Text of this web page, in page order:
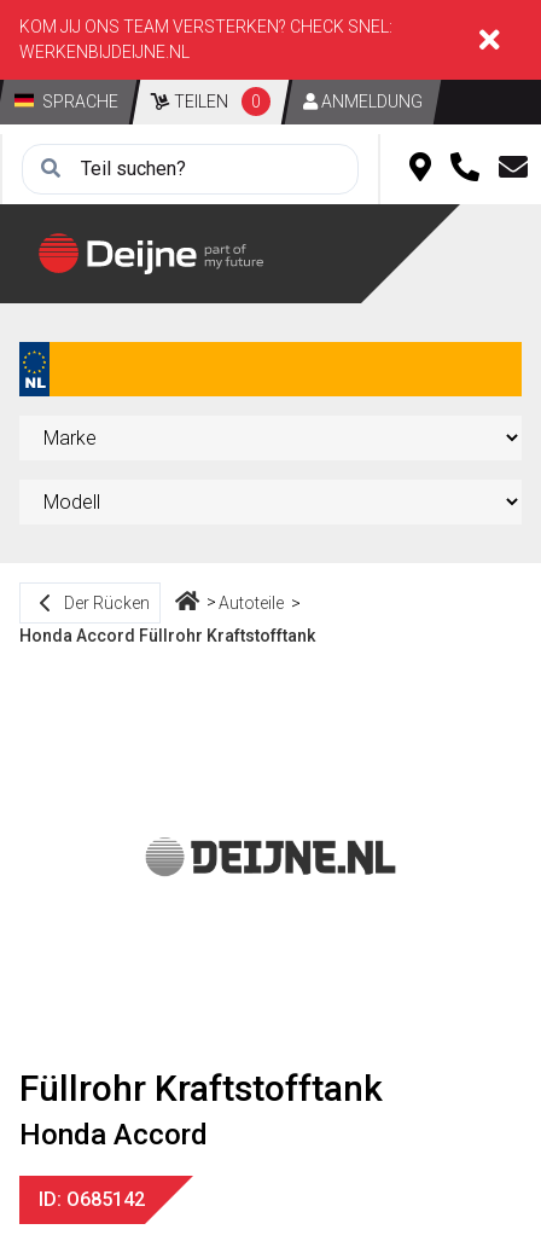
KOM JIJ ONS TEAM VERSTERKEN? CHECK SNEL:
WERKENBIJDEIJNE.NL
SPRACHE TEILEN 0 ANMELDUNG
Der Rücken
Autoteile
Honda Accord Füllrohr Kraftstofftank
Füllrohr Kraftstofftank
Honda Accord
ID: O685142